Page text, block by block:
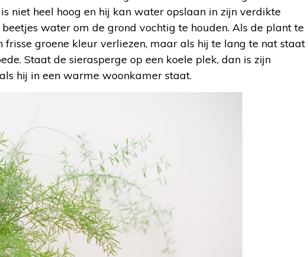
niet heel hoog en hij kan water opslaan in zijn verdikte
water om de grond vochtig te houden. Als de plant te
groene kleur verliezen, maar als hij te lang te nat staat
Staat de sierasperge op een koele plek, dan is zijn
hij in een warme woonkamer staat.